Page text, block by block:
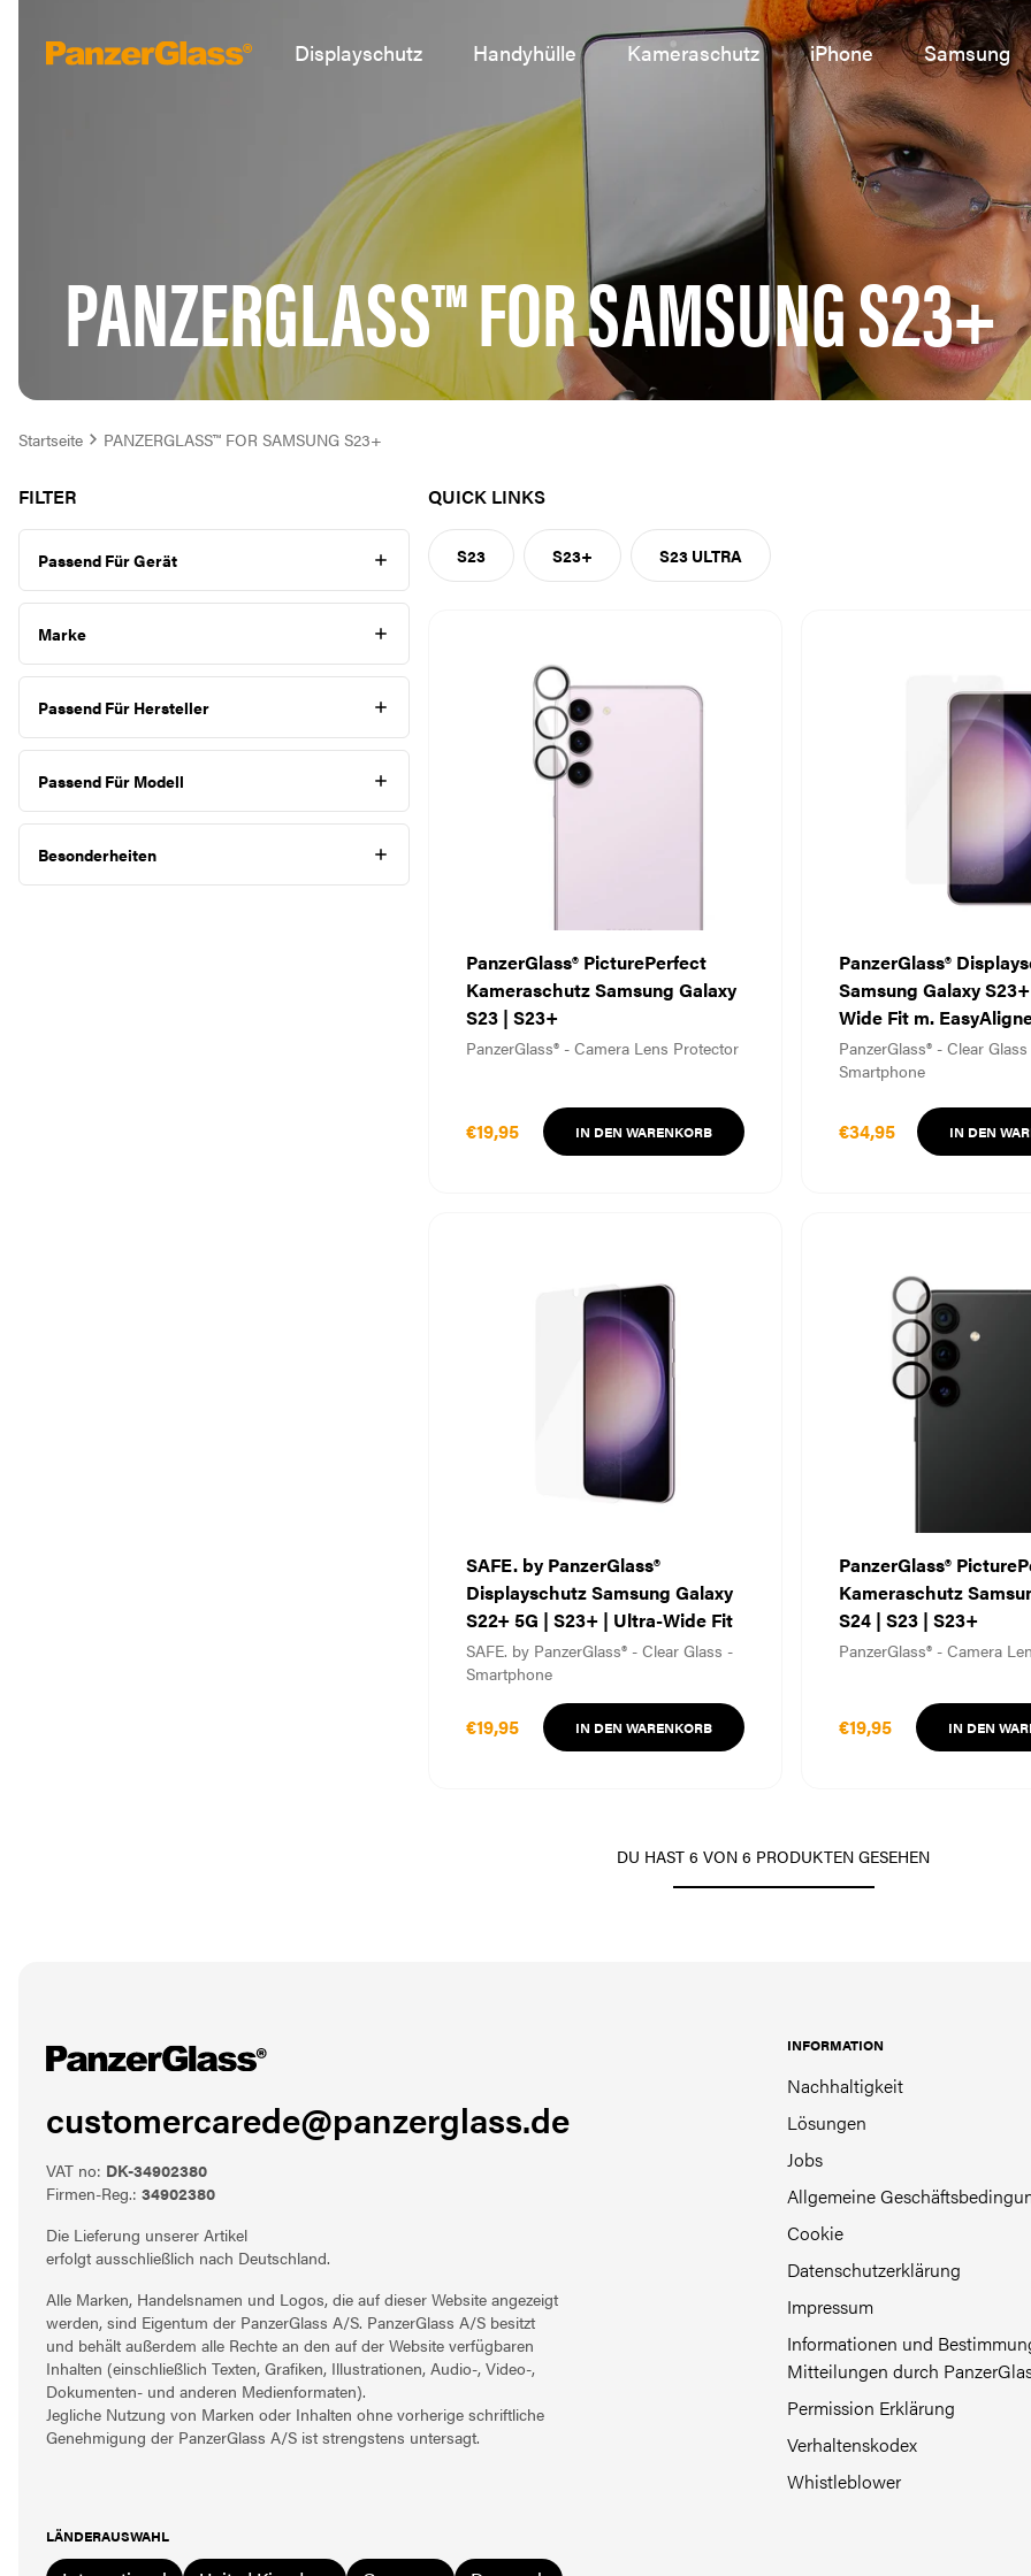
Displayschutz Handyhülle Kameraschutz iPhone Samsung
PANZERGLASS™ FOR SAMSUNG S23+
Startseite PANZERGLASS™ FOR SAMSUNG S23+
FILTER
Passend Für Gerät
Smartphone
Marke
PanzerGlass®
SAFE. by PanzerGlass®
Passend Für Hersteller
Samsung
Passend Für Modell
Galaxy S22+
Galaxy S23
Besonderheiten
QUICK LINKS
S23 S23+ S23 ULTRA
PanzerGlass® PicturePerfect
Kameraschutz Samsung Galaxy
S23 | S23+
PanzerGlass® - Camera Lens Protector
€19,95 IN DEN WARENKORB
PanzerGlass®
Samsung Galaxy
Wide Fit m.
PanzerGlass® - Clear
Smartphone
€34,95 IN DEN
SAFE. by PanzerGlass®
Displayschutz Samsung Galaxy
S22+ 5G | S23+ | Ultra-Wide Fit
SAFE. by PanzerGlass® - Clear Glass -
Smartphone
€19,95 IN DEN WARENKORB
PanzerGlass®
Kameraschutz
S24 | S23 | S23+
PanzerGlass® - Camera
€19,95 IN DEN
DU HAST 6 VON 6 PRODUKTEN GESEHEN
customercarede@panzerglass.de
VAT no: DK-34902380
Firmen-Reg.: 34902380
Die Lieferung unserer Artikel
erfolgt ausschließlich nach Deutschland.
Alle Marken, Handelsnamen und Logos, die auf dieser Website angezeigt
werden, sind Eigentum der PanzerGlass A/S. PanzerGlass A/S besitzt
und behält außerdem alle Rechte an den auf der Website verfügbaren
Inhalten (einschließlich Texten, Grafiken, Illustrationen, Audio-, Video-,
Dokumenten- und anderen Medienformaten).
Jegliche Nutzung von Marken oder Inhalten ohne vorherige schriftliche
Genehmigung der PanzerGlass A/S ist strengstens untersagt.
LÄNDERAUSWAHL
INFORMATION
Nachhaltigkeit
Lösungen
Jobs
Allgemeine
Cookie
Datenschutzerklärung
Impressum
Informationen und
Mitteilungen durch
Permission Erklärung
Verhaltenskodex
Whistleblower